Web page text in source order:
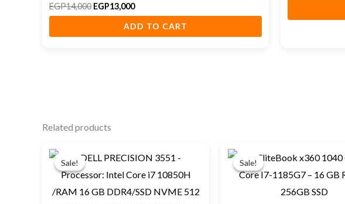
EGP14,000 EGP13,000
ADD TO CART
Related products
Sale!
Sale!
price
EGP22,500.
price
EGP21,000.
Sale!
Sale!
price
EGP26,000.
price